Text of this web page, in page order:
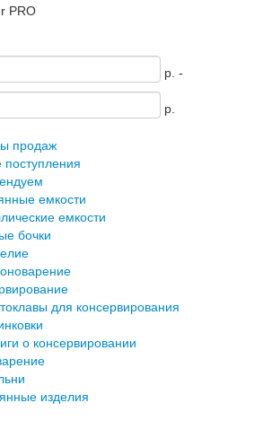
PRO
p. -
p.
продаж
емкости
емкости
бочки
для консервирования
о консервировании
изделия